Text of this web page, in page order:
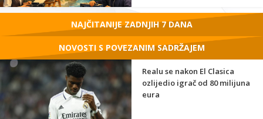
NAJČITANIJE ZADNJIH 7 DANA
NOVOSTI S POVEZANIM SADRŽAJEM
Realu se nakon El Clasica
ozlijedio igrač od 80 milijuna
eura